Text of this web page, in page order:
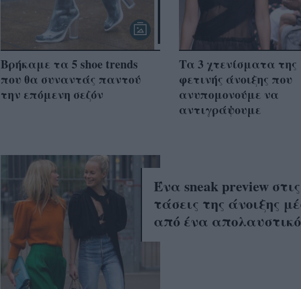
Βρήκαμε τα 5 shoe trends
που θα συναντάς παντού
την επόμενη σεζόν
Τα 3 χτενίσματα της
φετινής άνοιξης που
ανυπομονούμε να
αντιγράψουμε
Ένα sneak preview στις
τάσεις της άνοιξης
από ένα